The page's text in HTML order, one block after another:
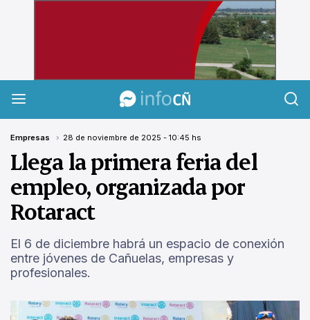
InfoCañuelas
Empresas 28 de noviembre de 2025 - 10:45 hs
Llega la primera feria del
empleo, organizada por
Rotaract
El 6 de diciembre habrá un espacio de conexión
entre jóvenes de Cañuelas, empresas y
profesionales.